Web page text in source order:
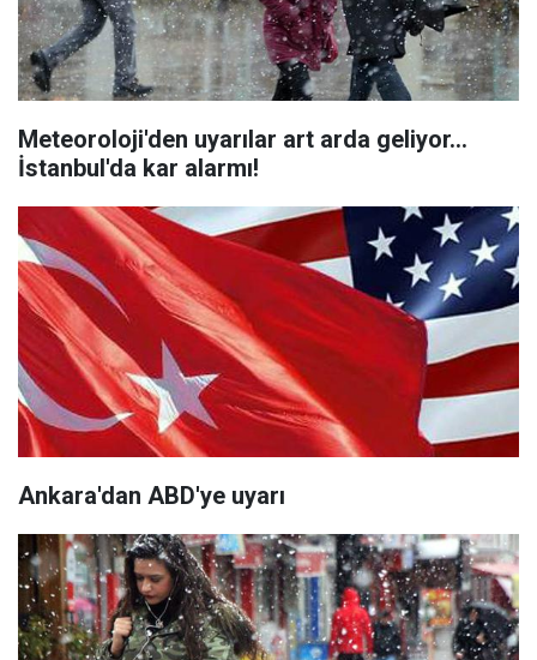
Meteoroloji'den uyarılar art arda geliyor...
İstanbul'da kar alarmı!
Ankara'dan ABD'ye uyarı